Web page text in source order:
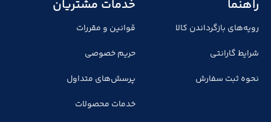
راهنما
رویه‌های بازگرداندن کالا
شرایط گارانتی
نحوه ثبت سفارش
خدمات مشتریان
قوانین و مقررات
حریم خصوصی
پرسش‌های متداول
خدمات محصولات